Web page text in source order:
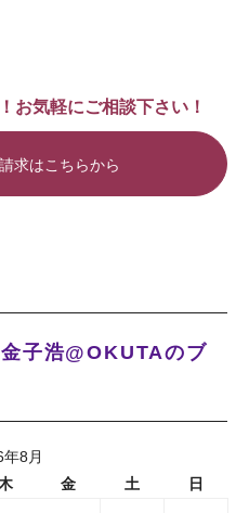
お気軽にご相談下さい！
求はこちらから
子浩@OKUTAのブ
8月
金 土 日